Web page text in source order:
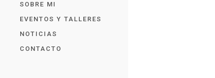
SOBRE MI
EVENTOS Y TALLERES
NOTICIAS
CONTACTO